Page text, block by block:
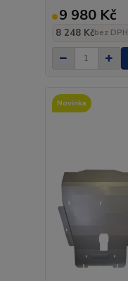
9 980 Kč
8 248 Kčbez DPH
Novinka